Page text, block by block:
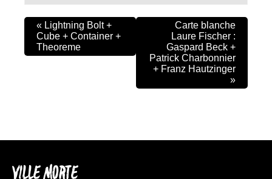
« Lightning Bolt +
Cube + Container +
Theoreme
Carte blanche
Laure Fischer :
Gaspard Beck +
Patrick Charbonnier
+ Franz Hautzinger
»
VILLE MORTE